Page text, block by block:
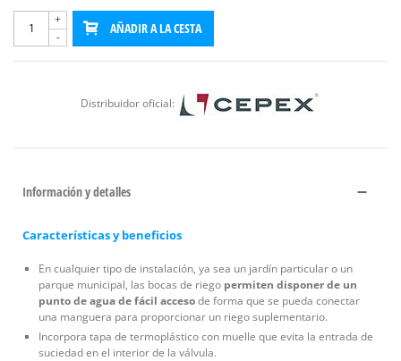
-
+
AÑADIR A LA CESTA
Distribuidor oficial:
Información y detalles
Características y beneficios
En cualquier tipo de instalación, ya sea un jardín particular o un
parque municipal, las bocas de riego permiten disponer de un
punto de agua de fácil accesode forma que se pueda conectar
una manguera para proporcionar un riego suplementario.
Incorpora tapa de termoplástico con muelle que evita la entrada de
suciedad en el interior de la válvula.